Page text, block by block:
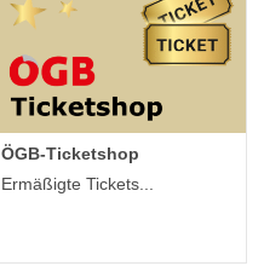
ÖGB-Ticketshop
Ermäßigte Tickets...